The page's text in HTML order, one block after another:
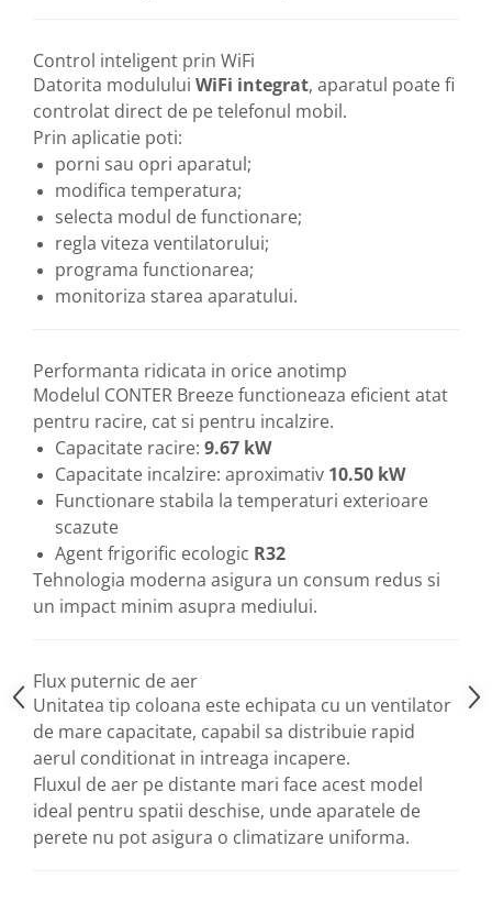
Control inteligent prin WiFi
Datorita modulului WiFi integrat, aparatul poate fi
controlat direct de pe telefonul mobil.
Prin aplicatie poti:
porni sau opri aparatul;
modifica temperatura;
selecta modul de functionare;
regla viteza ventilatorului;
programa functionarea;
monitoriza starea aparatului.
Performanta ridicata in orice anotimp
Modelul CONTER Breeze functioneaza eficient atat
pentru racire, cat si pentru incalzire.
Capacitate racire: 9.67 kW
Capacitate incalzire: aproximativ 10.50 kW
Functionare stabila la temperaturi exterioare
scazute
Agent frigorific ecologic R32
Tehnologia moderna asigura un consum redus si
un impact minim asupra mediului.
Flux puternic de aer
Unitatea tip coloana este echipata cu un ventilator
de mare capacitate, capabil sa distribuie rapid
aerul conditionat in intreaga incapere.
Fluxul de aer pe distante mari face acest model
ideal pentru spatii deschise, unde aparatele de
perete nu pot asigura o climatizare uniforma.